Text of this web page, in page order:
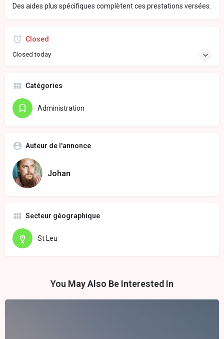
Des aides plus spécifiques complètent ces prestations versées.
Closed
Closed today
Catégories
Administration
Auteur de l'annonce
Johan
Secteur géographique
St Leu
You May Also Be Interested In